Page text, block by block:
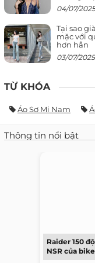
04/07/2025
Tại sao
mặc với
hơn hẳn
03/07/2025
TỪ KHÓA
Áo Sơ Mi Nam
Thông tin nổi bật
Raider 150
NSR của